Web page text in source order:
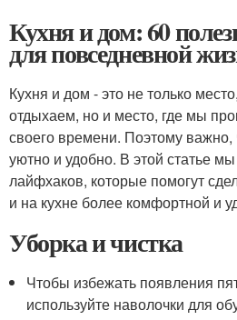
Кухня и дом: 60
для повседневной
Кухня и дом - это не только
отдыхаем, но и место, где мы
своего времени. Поэтому
уютно и удобно. В этой статье
лайфхаков, которые помогут
и на кухне более комфортной и
Уборка и чистка
Чтобы избежать появления
используйте наволочки для